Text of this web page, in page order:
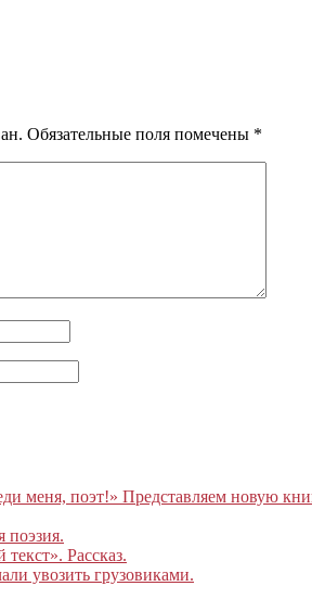
Обязательные поля помечены *
меня, поэт!» Представляем новую
поэзия.
Рассказ.
увозить грузовиками.